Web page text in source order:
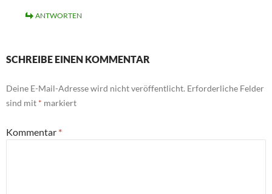
ANTWORTEN
SCHREIBE EINEN KOMMENTAR
Deine E-Mail-Adresse wird nicht veröffentlicht. Erforderliche Felder
sind mit * markiert
Kommentar *